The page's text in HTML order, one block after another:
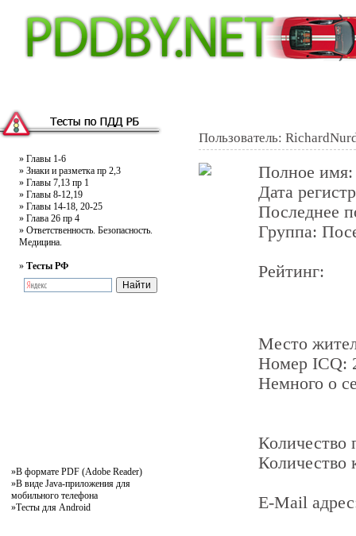
» Главы 1-6
» Знаки и разметка пр 2,3
» Главы 7,13 пр 1
» Главы 8-12,19
» Главы 14-18, 20-25
» Глава 26 пр 4
» Ответственность. Безопасность.
Медицина.
» Тесты РФ
»В формате PDF (Adobe Reader)
»В виде Java-приложения для
мобильного телефона
»Тесты для Android
Пользователь:
Полное
Дата
Последнее
Группа:
Рейтинг:
Место
Номер ICQ:
Немного о
Количество
E-Mail